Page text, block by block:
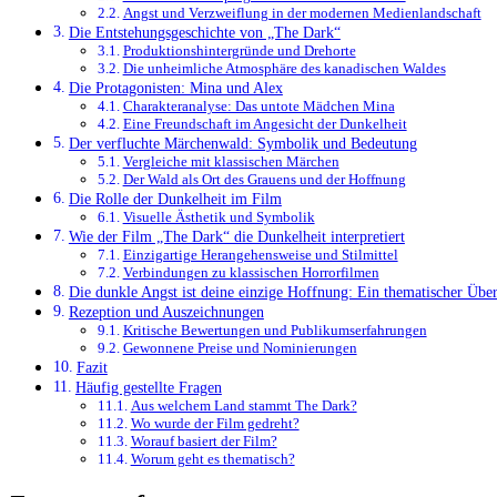
Angst und Verzweiflung in der modernen Medienlandschaft
Die Entstehungsgeschichte von „The Dark“
Produktionshintergründe und Drehorte
Die unheimliche Atmosphäre des kanadischen Waldes
Die Protagonisten: Mina und Alex
Charakteranalyse: Das untote Mädchen Mina
Eine Freundschaft im Angesicht der Dunkelheit
Der verfluchte Märchenwald: Symbolik und Bedeutung
Vergleiche mit klassischen Märchen
Der Wald als Ort des Grauens und der Hoffnung
Die Rolle der Dunkelheit im Film
Visuelle Ästhetik und Symbolik
Wie der Film „The Dark“ die Dunkelheit interpretiert
Einzigartige Herangehensweise und Stilmittel
Verbindungen zu klassischen Horrorfilmen
Die dunkle Angst ist deine einzige Hoffnung: Ein thematischer
Rezeption und Auszeichnungen
Kritische Bewertungen und Publikumserfahrungen
Gewonnene Preise und Nominierungen
Fazit
Häufig gestellte Fragen
Aus welchem Land stammt The Dark?
Wo wurde der Film gedreht?
Worauf basiert der Film?
Worum geht es thematisch?